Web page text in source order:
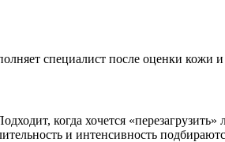
специалист после оценки кожи и
когда хочется «перезагрузить»
и интенсивность